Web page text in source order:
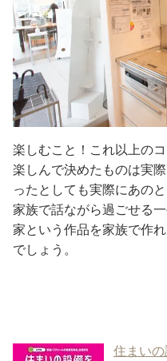
楽しむこと！これ以上の
楽しんで決めたものは実
ったとしても実際にあの
家族で話ながら過ごせる
家という作品を家族で作
でしょう。
住まい